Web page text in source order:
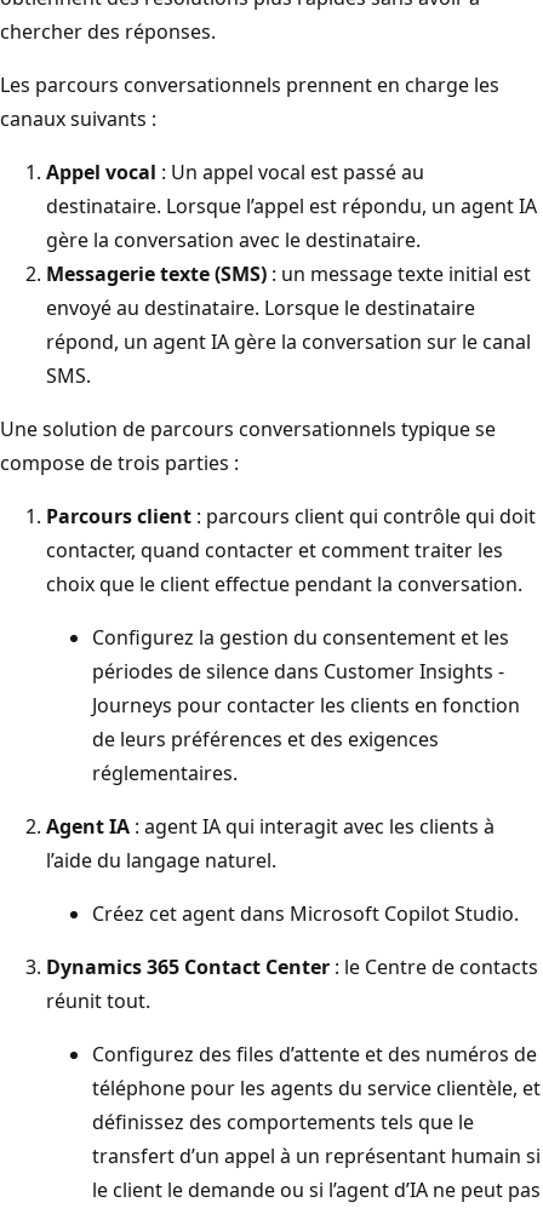
chercher des réponses.
Les parcours conversationnels prennent en charge les
canaux suivants :
Appel vocal : Un appel vocal est passé au
destinataire. Lorsque l’appel est répondu, un agent IA
gère la conversation avec le destinataire.
Messagerie texte (SMS) : un message texte initial est
envoyé au destinataire. Lorsque le destinataire
répond, un agent IA gère la conversation sur le canal
SMS.
Une solution de parcours conversationnels typique se
compose de trois parties :
Parcours client : parcours client qui contrôle qui doit
contacter, quand contacter et comment traiter les
choix que le client effectue pendant la conversation.
Configurez la gestion du consentement et les
périodes de silence dans Customer Insights -
Journeys pour contacter les clients en fonction
de leurs préférences et des exigences
réglementaires.
Agent IA : agent IA qui interagit avec les clients à
l’aide du langage naturel.
Créez cet agent dans Microsoft Copilot Studio.
Dynamics 365 Contact Center : le Centre de contacts
réunit tout.
Configurez des files d’attente et des numéros de
téléphone pour les agents du service clientèle, et
définissez des comportements tels que le
transfert d’un appel à un représentant humain si
le client le demande ou si l’agent d’IA ne peut pas